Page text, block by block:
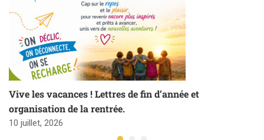
Vive les vacances ! Lettres de fin d’année et
organisation de la rentrée.
10 juillet, 2026